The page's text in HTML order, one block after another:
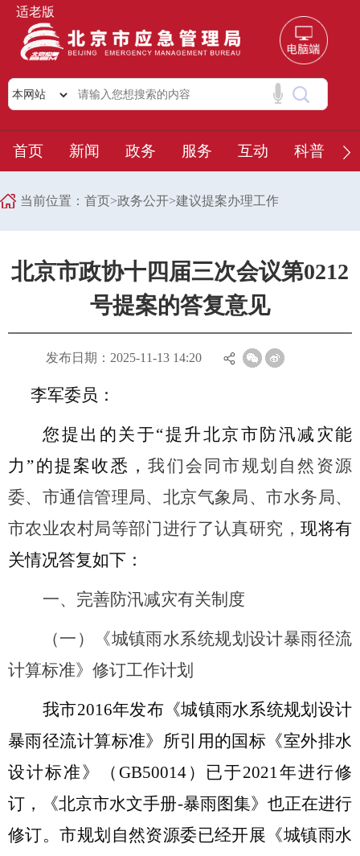
适老版
首页 新闻 政务 服务 互动 科普
当前位置： 首页>政务公开>建议提案办理工作
北京市政协十四届三次会议第0212
号提案的答复意见
发布日期：2025-11-13 14:20
李军委员：
您提出的关于“提升北京市防汛减灾能
力”的提案收悉，我们会同市规划自然资源
委、市通信管理局、北京气象局、市水务局、
市农业农村局等部门进行了认真研究，现将有
关情况答复如下：
一、 完善防汛减灾有关制度
（一）《城镇雨水系统规划设计暴雨径流
计算标准》修订工作计划
我市2016年发布《城镇雨水系统规划设计
暴雨径流计算标准》所引用的国标《室外排水
设计标准》（GB50014）已于2021年进行修
订，《北京市水文手册-暴雨图集》也正在进行
修订。市规划自然资源委已经开展《城镇雨水